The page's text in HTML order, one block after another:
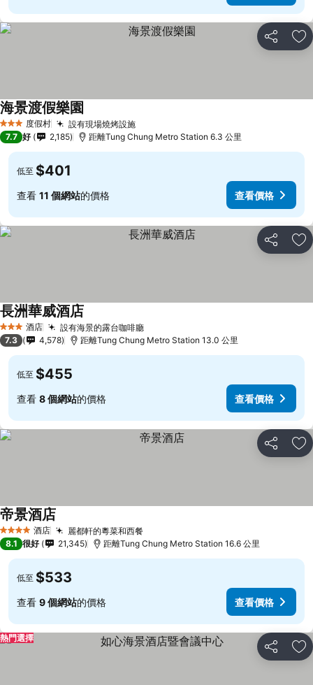
分享 放
3 星級 度假村 設有現場燒烤設施
海景渡假樂園
7.7 好 2,185 距離Tung Chung Metro Station 6.3 公里
低至 $401
查看 11 個網站的價格 查看價格
分享 放
3 星級 酒店 設有海景的露台咖啡廳
長洲華威酒店
7.3 4,578 距離Tung Chung Metro Station 13.0 公里
低至 $455
查看 8 個網站的價格 查看價格
分享 放
4 星級 酒店 麗都軒的粵菜和西餐
帝景酒店
8.1 很好 21,345 距離Tung Chung Metro Station 16.6 公里
低至 $533
查看 9 個網站的價格 查看價格
分享 放
熱門選擇